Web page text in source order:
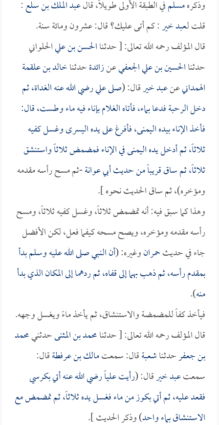
وذكرهمسلمفي الطبقة الأولى طويلاً، قالعبد الملك بن سلع:
قلت لـعبد خير: كم أتى عليك؟ قال: عشرون ومائة سنة.
قال المؤلف رحمه الله تعالى: [ حدثناالحسن بن عليالحلواني
حدثناالحسين بن علي الجعفيعنزائدةحدثناخالد بن علقمة
الهمدانيعنعبد خيرقال: (صلىعليرضي الله عنه الغداة، ثم
دخل الرحبة فدعا بماء، فأتاه الغلام بإناء فيه ماء وطست، قال:
فأخذ الإناء بيده اليمنى، فأفرغ على يده اليسرى وغسل كفيه
ثلاثاً، ثم أدخل يده اليمنى في الإناء فمضمض ثلاثاً واستنشق
ثلاثاً، ثم ساق قريباً من حديثأبي عوانة-ثم مسح رأسه مقدمه
ومؤخره)، ثم ساق الحديث نحوه ].
وهذا كما سبق فيه: أنه تمضمض ثلاثاً، وغسل كفيه ثلاثاً، ومسح
رأسه مقدمه ومؤخره، ويصح مسحه كيفما فعل، لكن الأفضل
جاء في حديثحمرانوغيره: (أن النبي صلى الله عليه وسلم بدأ
بمقدم رأسه، ثم ذهب بهما إلى قفاه، ثم ردهما إلى المكان الذي بدأ
منه).
فيأخذ كفاً للمضمضة والاستنشاق، ثم يأخذ ماءً ويغسل وجهه.
قال المؤلف رحمه الله تعالى: [ حدثنامحمد بن المثنىحدثنيمحمد
بن جعفرحدثناشعبةقال: سمعتمالك بن عرفطةقال:
سمعتعبد خيرقال: (رأيتعلياًرضي الله عنه أتي بكرسي
فقعد عليه، ثم أتي بكوز من ماء فغسل يده ثلاثاً، ثم تمضمض مع
الاستنشاق بماء واحد) وذكر الحديث ].